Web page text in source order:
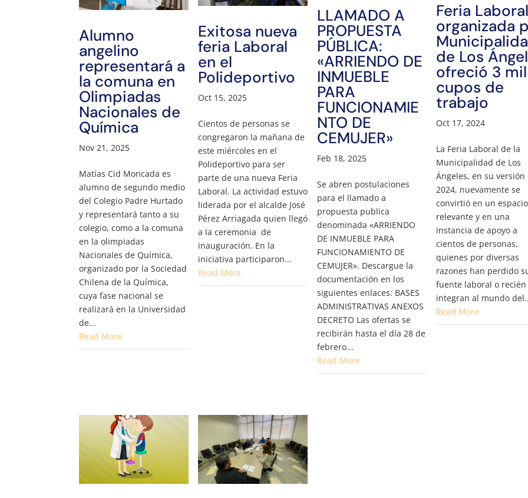
Alumno
angelino
representará a
la comuna en
Olimpiadas
Nacionales de
Química
Nov 21, 2025
Matías Cid Moncada es
alumno de segundo medio
del Colegio Padre Hurtado
y representará tanto a su
colegio, como a la comuna
en la olimpiadas
Nacionales de Química,
organizado por la Sociedad
Chilena de la Química,
cuya fase nacional se
realizará en la Universidad
de...
Read More
Exitosa nueva
feria Laboral
en el
Polideportivo
Oct 15, 2025
Cientos de personas se
congregaron la mañana de
este miércoles en el
Polideportivo para ser
parte de una nueva Feria
Laboral. La actividad estuvo
liderada por el alcalde José
Pérez Arriagada quien llegó
a la ceremonia de
inauguración. En la
iniciativa participaron...
Read More
LLAMADO A
PROPUESTA
PÚBLICA:
«ARRIENDO DE
INMUEBLE
PARA
FUNCIONAMIE
NTO DE
CEMUJER»
Feb 18, 2025
Se abren postulaciones
para el llamado a
propuesta publica
denominada «ARRIENDO
DE INMUEBLE PARA
FUNCIONAMIENTO DE
CEMUJER». Descargue la
documentación en los
siguientes enlaces: BASES
ADMINISTRATIVAS ANEXOS
DECRETO Las ofertas se
recibirán hasta el día 28 de
febrero...
Read More
Feria Laboral
organizada
de Los
ofreció 3 mil
cupos de
trabajo
Oct 17, 2024
La Feria Laboral de la
Municipalidad de Los
Ángeles, en su versión
2024, nuevamente se
convirtió en un espacio
relevante y en una
instancia de apoyo a
cientos de personas,
quienes por diversas
razones han perdido
fuente laboral o recién
integran al mundo
Read More